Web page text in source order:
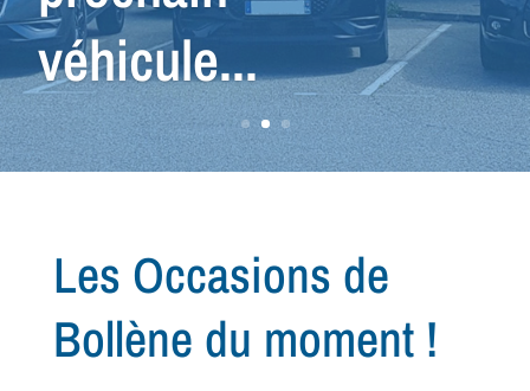
Les Occasions de
Bollène du moment !